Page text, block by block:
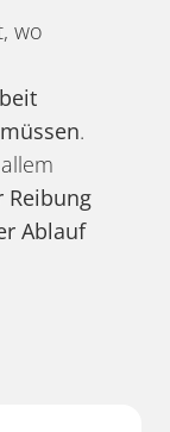
wo
.
Reibung
Ablauf